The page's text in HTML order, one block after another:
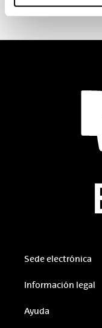
Sede electrónica
Información legal
Ayuda